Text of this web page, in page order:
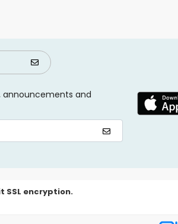
announcements and
SSL encryption.